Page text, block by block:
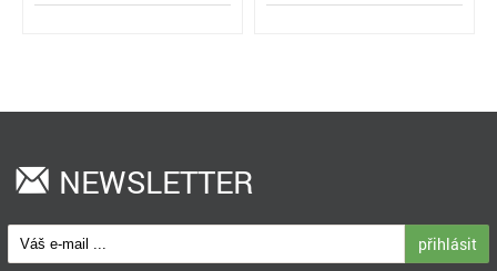
NEWSLETTER
přihlásit